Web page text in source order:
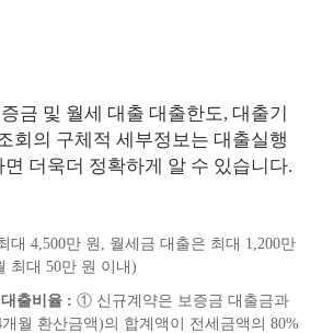
금 및 월세 대출 대출한도, 대출기
회의 구체적 세부정보는 대출실행
더욱더 정확하게 알 수 있습니다.
대 4,500만 원, 월세금 대출은 최대 1,200만
최대 50만 원 이내)
출비율 : ① 신규계약은 보증금 대출금과
월 환산금액)의 합계액이 전세금액의 80%